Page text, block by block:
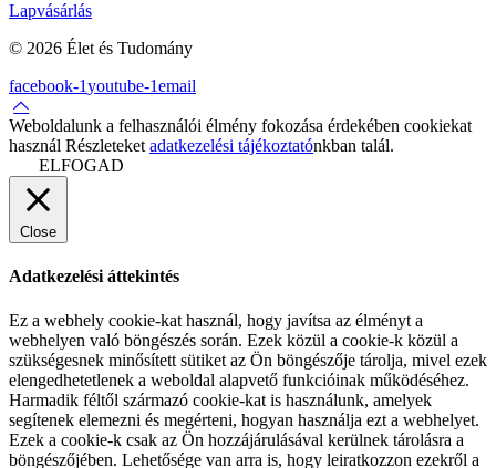
Lapvásárlás
© 2026 Élet és Tudomány
facebook-1youtube-1email
Weboldalunk a felhasználói élmény fokozása érdekében cookiekat
használ Részleteket adatkezelési tájékoztatónkban talál.
ELFOGAD
Close
Adatkezelési áttekintés
Ez a webhely cookie-kat használ, hogy javítsa az élményt a
webhelyen való böngészés során. Ezek közül a cookie-k közül a
szükségesnek minősített sütiket az Ön böngészője tárolja, mivel ezek
elengedhetetlenek a weboldal alapvető funkcióinak működéséhez.
Harmadik féltől származó cookie-kat is használunk, amelyek
segítenek elemezni és megérteni, hogyan használja ezt a webhelyet.
Ezek a cookie-k csak az Ön hozzájárulásával kerülnek tárolásra a
böngészőjében. Lehetősége van arra is, hogy leiratkozzon ezekről a